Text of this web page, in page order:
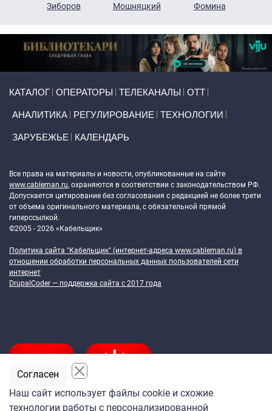
Зиборов
Мошняцкий
Фомина
КАТАЛОГ ОПЕРАТОРЫ ТЕЛЕКАНАЛЫ ОТТ
АНАЛИТИКА РЕГУЛИРОВАНИЕ ТЕХНОЛОГИИ
ЗАРУБЕЖЬЕ КАЛЕНДАРЬ
Все права на материалы и новости, опубликованные на сайте
www.cableman.ru, охраняются в соответствии с законодательством РФ.
Допускается цитирование без согласования с редакцией не более трети
от объема оригинального материала, с обязательной прямой
гиперссылкой.
©2005 - 2026 «Кабельщик»
Политика сайта "Кабельщик" (интернет-адреса www.cableman.ru) в
отношении обработки персональных данных пользователей сети
интернет
DrupalCoder — поддержка сайта c 2017 года
Наш сайт использует файлы cookie и схожие
технологии работы с персонализированной
Согласен